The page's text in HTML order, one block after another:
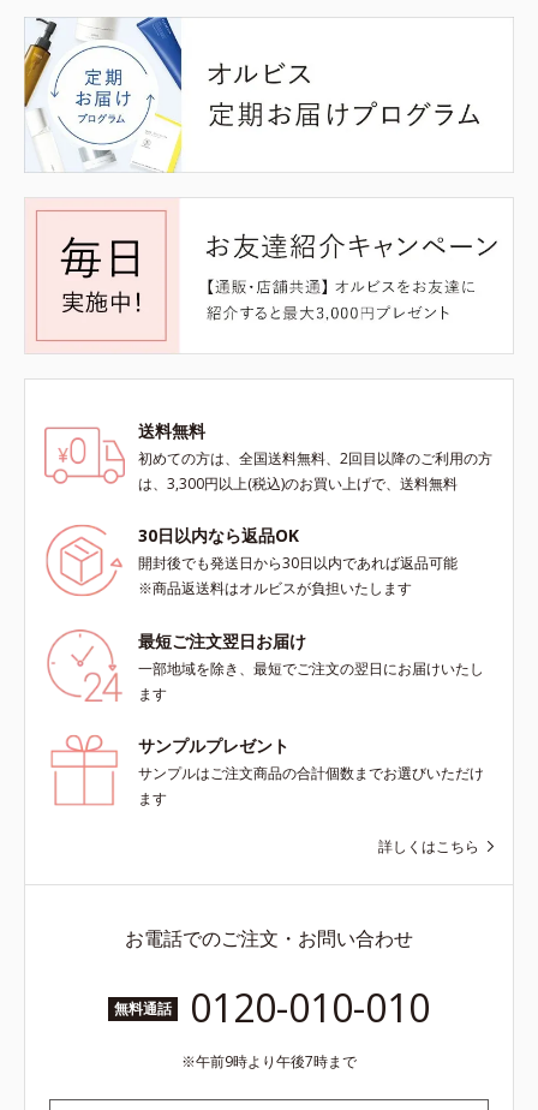
送料無料
初めての方は、全国送料無料、2回目以降のご利用の方
は、3,300円以上(税込)のお買い上げで、送料無料
30日以内なら返品OK
開封後でも発送日から30日以内であれば返品可能
※商品返送料はオルビスが負担いたします
最短ご注文翌日お届け
一部地域を除き、最短でご注文の翌日にお届けいたし
ます
サンプルプレゼント
サンプルはご注文商品の合計個数までお選びいただけ
ます
詳しくはこちら
お電話でのご注文・お問い合わせ
無料通話 0120-010-010
午前9時より午後7時まで